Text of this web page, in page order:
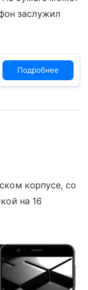
заслужил
Подробнее
корпусе, со
на 16